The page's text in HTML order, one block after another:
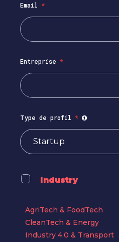
Email *
Entreprise *
Type de profil *
Industry
AgriTech & FoodTech
CleanTech & Energy
Industry 4.0 & Transport